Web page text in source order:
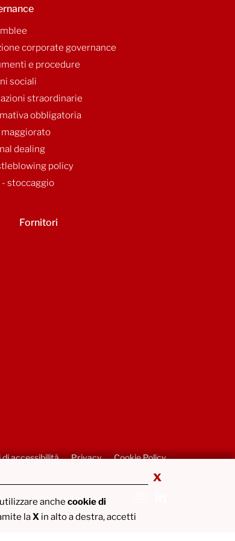
x
anche cookie di
laX in alto a destra, accetti
corporate governance
e procedure
sociali
straordinarie
obbligatoria
dealing
policy
- stoccaggio
Fornitori
di accessibilità Privacy Cookie Policy